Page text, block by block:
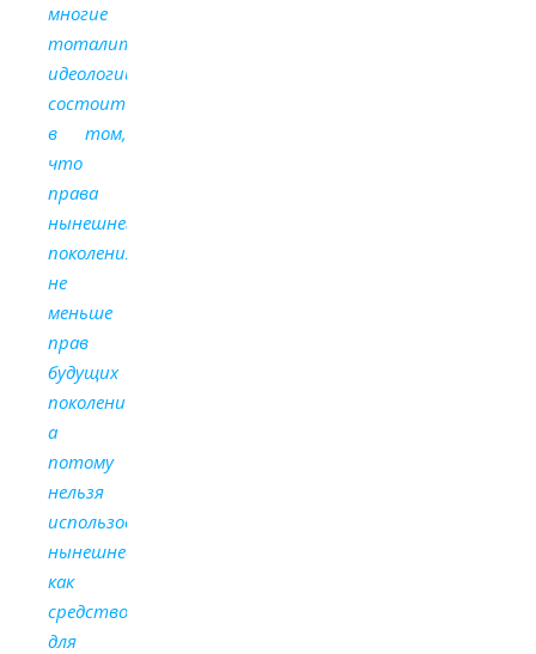
многие
тоталитарные
идеологии,
состоит
в том,
что
права
нынешнего
поколения
не
меньше
прав
будущих
поколений,
а
потому
нельзя
использовать
нынешнее
как
средство
для